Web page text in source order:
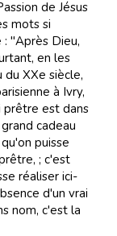
de Jésus
mots si
"Après Dieu,
en les
XXe siècle,
à Ivry,
prêtre est dans
cadeau
puisse
; c'est
réaliser ici-
d'un vrai
nom, c'est la